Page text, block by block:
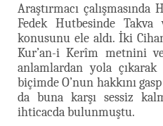
Araştırmacı çalışmasında
Fedek Hutbesinde Takva
konusunu ele aldı. İki
Kur’an-i Kerîm metnini
anlamlardan yola çıkarak
biçimde O’nun hakkını
da buna karşı sessiz
ihticacda bulunmuştu.